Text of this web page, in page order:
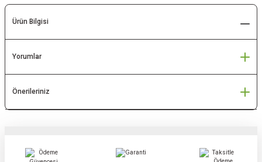
Ürün Bilgisi
Yorumlar
Önerileriniz